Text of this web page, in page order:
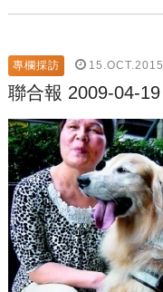
專欄採訪 15.OCT.2015
聯合報 2009-04-19